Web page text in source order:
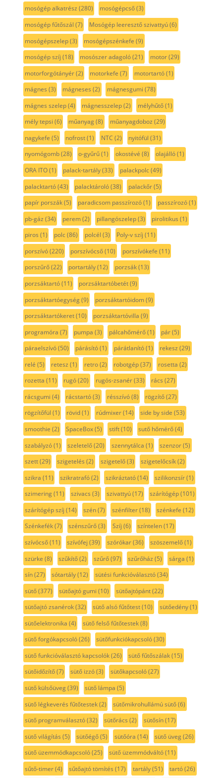
mosógép alkatrész (280) mosógépcső(3)
mosógép fűtőszál (7) Mosógép leeresztő szivattyú(6)
mosógépszelep(3) mosógépszénkefe (9)
mosógép szíj (18) mosószer adagoló(21) motor(29)
motorforgótányér(2) motorkefe (7) motortartó(1)
mágnes (3) mágneses (2) mágnesgumi (78)
mágnes szelep(4) mágnesszelep(2) mélyhűtő(1)
mély tepsi (6) műanyag(8) műanyagdoboz (29)
nagykefe (5) nofrost(1) NTC (2) nyitófül (31)
nyomógomb(28) o-gyűrű(1) okostévé (8) olajálló(1)
ORA ITO(1) palack-tartály(33) palackpolc(49)
palacktartó(43) palacktároló(38) palackőr(5)
papír porszák(5) paradicsom passzírozó(1) passzírozó(1)
pb-gáz (34) perem(2) pillangószelep(3) pirolitikus (1)
piros (1) polc(86) polcél (3) Poly-v szíj (11)
porszívó(220) porszívócső(10) porszívókefe (11)
porszűrő(22) portartály(12) porzsák(13)
porzsáktartó(11) porzsáktartóbetét(9)
porzsáktartóegység(9) porzsáktartóidom(9)
porzsáktartókeret(10) porzsáktartóvilla (9)
programóra (7) pumpa (3) pálcahőmérő(1) pár(5)
páraelszívó(50) párásító(1) párátlanító(1) rekesz (29)
relé (5) retesz (1) retro(2) robotgép(37) rosetta (2)
rozetta (11) rugó(20) rugós-zsanér(33) rács (27)
rácsgumi (4) rácstartó(3) résszívó(8) rögzítő(27)
rögzítőfül (1) rövid(1) rúdmixer(14) side by side (53)
smoothie (2) SpaceBox(5) stift(10) sutő hőmérő(4)
szabályzó(1) szeletelő(20) szennytálca (1) szenzor(5)
szett(29) szigetelés (2) szigetelő(3) szigetelőcsík(2)
szikra (11) szikratrafó(2) szikráztató(14) szilikonzsír(1)
szimering(11) szivacs (3) szivattyú(17) szárítógép(101)
szárítógép szíj (14) szén(7) szénfilter(18) szénkefe (12)
Szénkefék(7) szénszűrő(3) Szíj (6) színtelen(17)
szívócső(11) szívófej (39) szórókar(36) szöszemelő(1)
szürke (8) szűkítő(2) szűrő(97) szűrőház (5) sárga (1)
sín(27) sótartály(12) sütési funkcióválasztó(34)
sütő(377) sütőajtó gumi (10) sütőajtópánt(22)
sütőajtó zsanérok(32) sütő alsó fűtőtest(10) sütőedény(1)
sütőelektronika (4) sütő felső fűtőtestek(8)
sütő forgókapcsoló(26) sütőfunkciókapcsoló(30)
sütő funkcióválasztó kapcsolók(26) sütő fűtőszálak(15)
sütőidőzítő(7) sütő izzó(3) sütőkapcsoló(27)
sütő külsőüveg(39) sütő lámpa (5)
sütő légkeverés fűtőtestek(2) sütőmikrohullámú sütő(6)
sütő programválasztó(32) sütőrács (2) sütősín(17)
sütő világítás (5) sütőégő(5) sütőóra (14) sütő üveg(26)
sütő üzemmódkapcsoló(25) sütő üzemmódváltó(11)
sűtő-timer(4) sűtőajtó tömítés (17) tartály(51) tartó(26)